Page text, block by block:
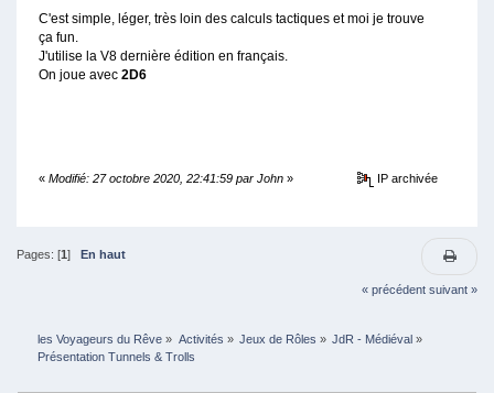
C'est simple, léger, très loin des calculs tactiques et moi je trouve
ça fun.
J'utilise la V8 dernière édition en français.
On joue avec 2D6
« Modifié: 27 octobre 2020, 22:41:59 par John» IP archivée
Pages: [1] En haut
« précédent suivant »
les Voyageurs du Rêve » Activités » Jeux de Rôles » JdR - Médiéval »
Présentation Tunnels & Trolls